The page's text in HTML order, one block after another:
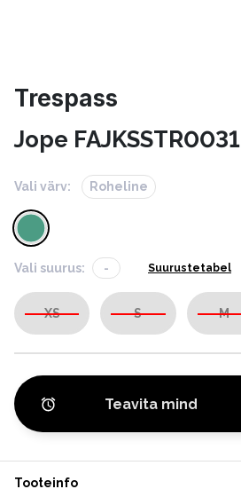
Trespass
Jope FAJKSSTR0031
Vali värv: Roheline
Vali suurus: - Suurustetabel
XS S M
Teavita mind
Tooteinfo